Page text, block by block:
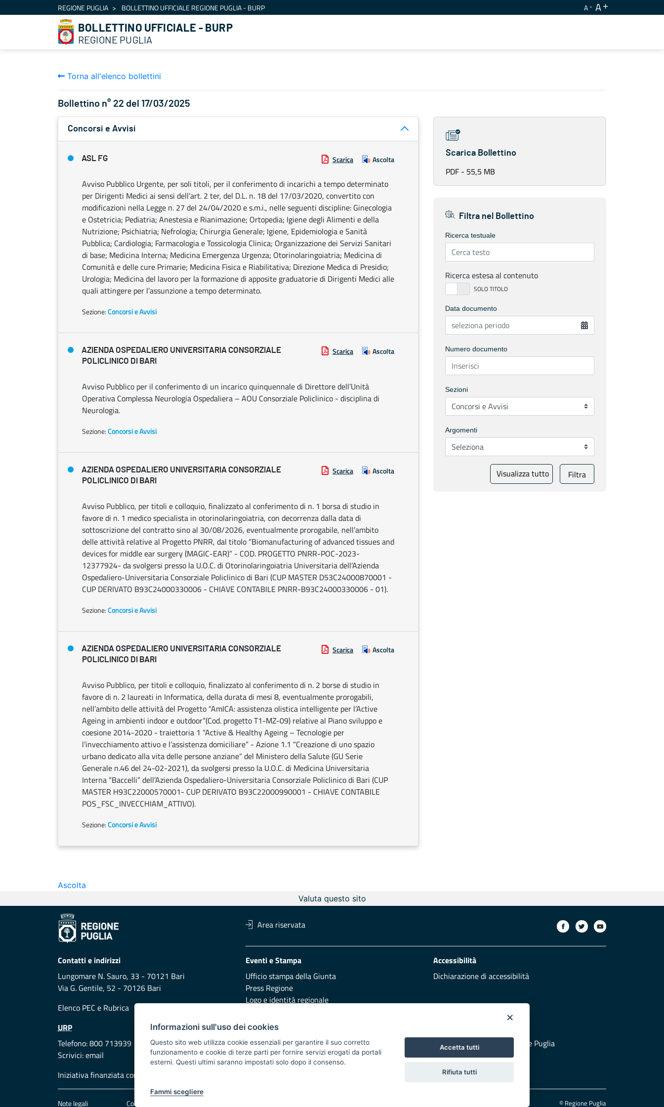
Salta al contenutoREGIONE PUGLIA BOLLETTINO UFFICIALE REGIONE PUGLIA - BURP A A
BOLLETTINO UFFICIALE - BURP
REGIONE PUGLIA
Torna all'elenco bollettini
Bollettino n° 22 del 17/03/2025
Concorsi e Avvisi
ASL FG Scarica Ascolta
Avviso Pubblico Urgente, per soli titoli, per il conferimento di incarichi a tempo determinato
per Dirigenti Medici ai sensi dell’art. 2 ter, del D.L. n. 18 del 17/03/2020, convertito con
modificazioni nella Legge n. 27 del 24/04/2020 e s.m.i., nelle seguenti discipline: Ginecologia
e Ostetricia; Pediatria; Anestesia e Rianimazione; Ortopedia; Igiene degli Alimenti e della
Nutrizione; Psichiatria; Nefrologia; Chirurgia Generale; Igiene, Epidemiologia e Sanità
Pubblica; Cardiologia; Farmacologia e Tossicologia Clinica; Organizzazione dei Servizi Sanitari
di base; Medicina Interna; Medicina Emergenza Urgenza; Otorinolaringoiatria; Medicina di
Comunità e delle cure Primarie; Medicina Fisica e Riabilitativa; Direzione Medica di Presidio;
Urologia; Medicina del lavoro per la formazione di apposite graduatorie di Dirigenti Medici alle
quali attingere per l’assunzione a tempo determinato.
Sezione:Concorsi e Avvisi
AZIENDA OSPEDALIERO UNIVERSITARIA CONSORZIALE
POLICLINICO DI BARI
Scarica Ascolta
Avviso Pubblico per il conferimento di un incarico quinquennale di Direttore dell’Unità
Operativa Complessa Neurologia Ospedaliera – AOU Consorziale Policlinico - disciplina di
Neurologia.
Sezione:Concorsi e Avvisi
AZIENDA OSPEDALIERO UNIVERSITARIA CONSORZIALE
POLICLINICO DI BARI
Scarica Ascolta
Avviso Pubblico, per titoli e colloquio, finalizzato al conferimento di n. 1 borsa di studio in
favore di n. 1 medico specialista in otorinolaringoiatria, con decorrenza dalla data di
sottoscrizione del contratto sino al 30/08/2026, eventualmente prorogabile, nell’ambito
delle attività relative al Progetto PNRR, dal titolo “Biomanufacturing of advanced tissues and
devices for middle ear surgery (MAGIC-EAR)” - COD. PROGETTO PNRR-POC-2023-
12377924- da svolgersi presso la U.O.C. di Otorinolaringoiatria Universitaria dell’Azienda
Ospedaliero-Universitaria Consorziale Policlinico di Bari (CUP MASTER D53C24000870001 -
CUP DERIVATO B93C24000330006 - CHIAVE CONTABILE PNRR-B93C24000330006 - 01).
Sezione:Concorsi e Avvisi
AZIENDA OSPEDALIERO UNIVERSITARIA CONSORZIALE
POLICLINICO DI BARI
Scarica Ascolta
Avviso Pubblico, per titoli e colloquio, finalizzato al conferimento di n. 2 borse di studio in
favore di n. 2 laureati in Informatica, della durata di mesi 8, eventualmente prorogabili,
nell’ambito delle attività del Progetto “AmICA: assistenza olistica intelligente per l’Active
Ageing in ambienti indoor e outdoor”(Cod. progetto T1-MZ-09) relative al Piano sviluppo e
coesione 2014-2020 - traiettoria 1 “Active & Healthy Ageing – Tecnologie per
l’invecchiamento attivo e l’assistenza domiciliare” - Azione 1.1 “Creazione di uno spazio
urbano dedicato alla vita delle persone anziane” del Ministero della Salute (GU Serie
Generale n.46 del 24-02-2021), da svolgersi presso la U.O.C. di Medicina Universitaria
Interna “Baccelli” dell’Azienda Ospedaliero-Universitaria Consorziale Policlinico di Bari (CUP
MASTER H93C22000570001- CUP DERIVATO B93C22000990001 - CHIAVE CONTABILE
POS_FSC_INVECCHIAM_ATTIVO).
Sezione:Concorsi e Avvisi
Scarica Bollettino
PDF - 55,5 MB
Filtra nel Bollettino
Ricerca testuale
Ricerca estesa al contenuto
Data documento
Numero documento
Sezioni
Argomenti
Visualizza tutto Filtra
Ascolta
Valuta questo sito
Area riservata
Contatti e indirizzi
Lungomare N. Sauro, 33 - 70121 Bari
Via G. Gentile, 52 - 70126 Bari
Elenco PEC e Rubrica
Eventi e Stampa
Ufficio stampa della Giunta
Press Regione
Logo e identità regionale
Accessibilità
Dichiarazione di accessibilità
URP
Telefono: 800 713939
Scrivici:email
Redazione
Presentazione
Responsabili di pubblicazione
Vai al sito di Protezione Civile Puglia
Iniziativa finanziata con risorse del POR Puglia 2014/2020 - Asse XI
Note legali Cookie e privacy © Regione Puglia
×
Informazioni sull'uso dei cookies
Questo sito web utilizza cookie essenziali per garantire il suo corretto
funzionamento e cookie di terze parti per fornire servizi erogati da portali
esterni. Questi ultimi saranno impostati solo dopo il consenso.
Fammi scegliere
Accetta tutti
Rifiuta tutti